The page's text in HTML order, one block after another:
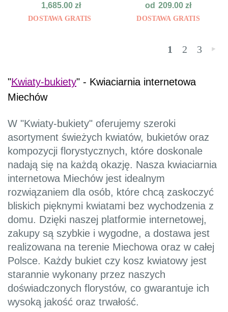
1,685.00zł
DOSTAWA GRATIS
od 209.00zł
DOSTAWA GRATIS
1 2 3 »
"Kwiaty-bukiety" - Kwiaciarnia internetowa
Miechów
W "Kwiaty-bukiety" oferujemy szeroki
asortyment świeżych kwiatów, bukietów oraz
kompozycji florystycznych, które doskonale
nadają się na każdą okazję. Nasza kwiaciarnia
internetowa Miechów jest idealnym
rozwiązaniem dla osób, które chcą zaskoczyć
bliskich pięknymi kwiatami bez wychodzenia z
domu. Dzięki naszej platformie internetowej,
zakupy są szybkie i wygodne, a dostawa jest
realizowana na terenie Miechowa oraz w całej
Polsce. Każdy bukiet czy kosz kwiatowy jest
starannie wykonany przez naszych
doświadczonych florystów, co gwarantuje ich
wysoką jakość oraz trwałość.